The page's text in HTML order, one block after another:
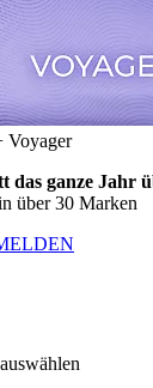
Voyager
das ganze Jahr
über 30 Marken